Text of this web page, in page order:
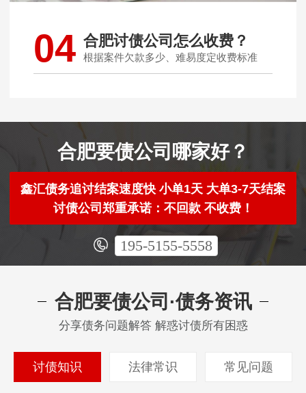
04 合肥讨债公司怎么收费？
根据案件欠款多少、难易度定收费标准
合肥要债公司哪家好？
鑫汇债务追讨结案速度快 小单1天 大单3-7天结案
讨债公司郑重承诺：不回款 不收费！
195-5155-5558
合肥要债公司·债务资讯
分享债务问题解答 解惑讨债所有困惑
讨债知识 法律常识 常见问题